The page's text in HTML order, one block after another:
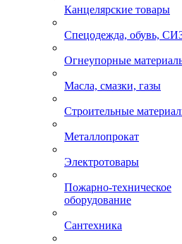
Канцелярские товары
Спецодежда, обувь,
Огнеупорные
Масла, смазки, газы
Строительные
Металлопрокат
Электротовары
Пожарно-техническое
оборудование
Сантехника